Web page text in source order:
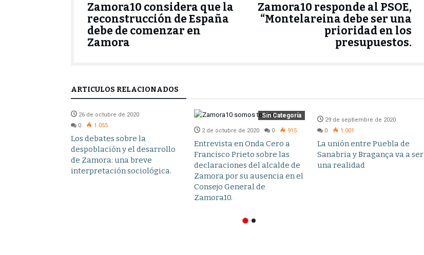
Zamora10 considera que la
reconstrucción de España
debe de comenzar en
Zamora
Zamora10 responde al PSOE,
“Montelareina debe ser una
prioridad en los
presupuestos.
ARTÍCULOS RELACIONADOS
26 de octubre de 2020
0
1.055
Los debates sobre la
despoblación y el desarrollo
de Zamora: una breve
interpretación sociológica.
Sin Categoría
2 de octubre de 2020 0 915
Entrevista en Onda Cero a
Francisco Prieto sobre las
declaraciones del alcalde de
Zamora por su ausencia en el
Consejo General de
Zamora10.
29 de septiembre de 2020
0
1.001
La unión entre Puebla de
Sanabria y Bragança va a ser
una realidad